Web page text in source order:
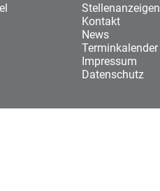
Stellenanzeigen
Kontakt
News
Terminkalender
Impressum
Datenschutz